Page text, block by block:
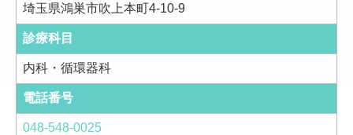
埼玉県鴻巣市吹上本町4-10-9
診療科目
内科・循環器科
電話番号
048-548-0025